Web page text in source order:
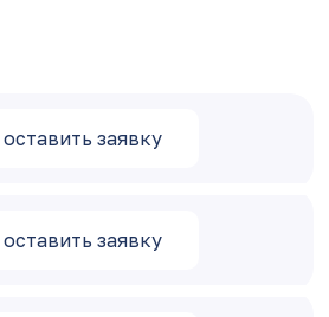
оставить заявку
оставить заявку